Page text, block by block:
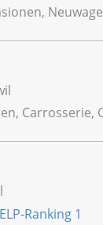
Carrosserie,